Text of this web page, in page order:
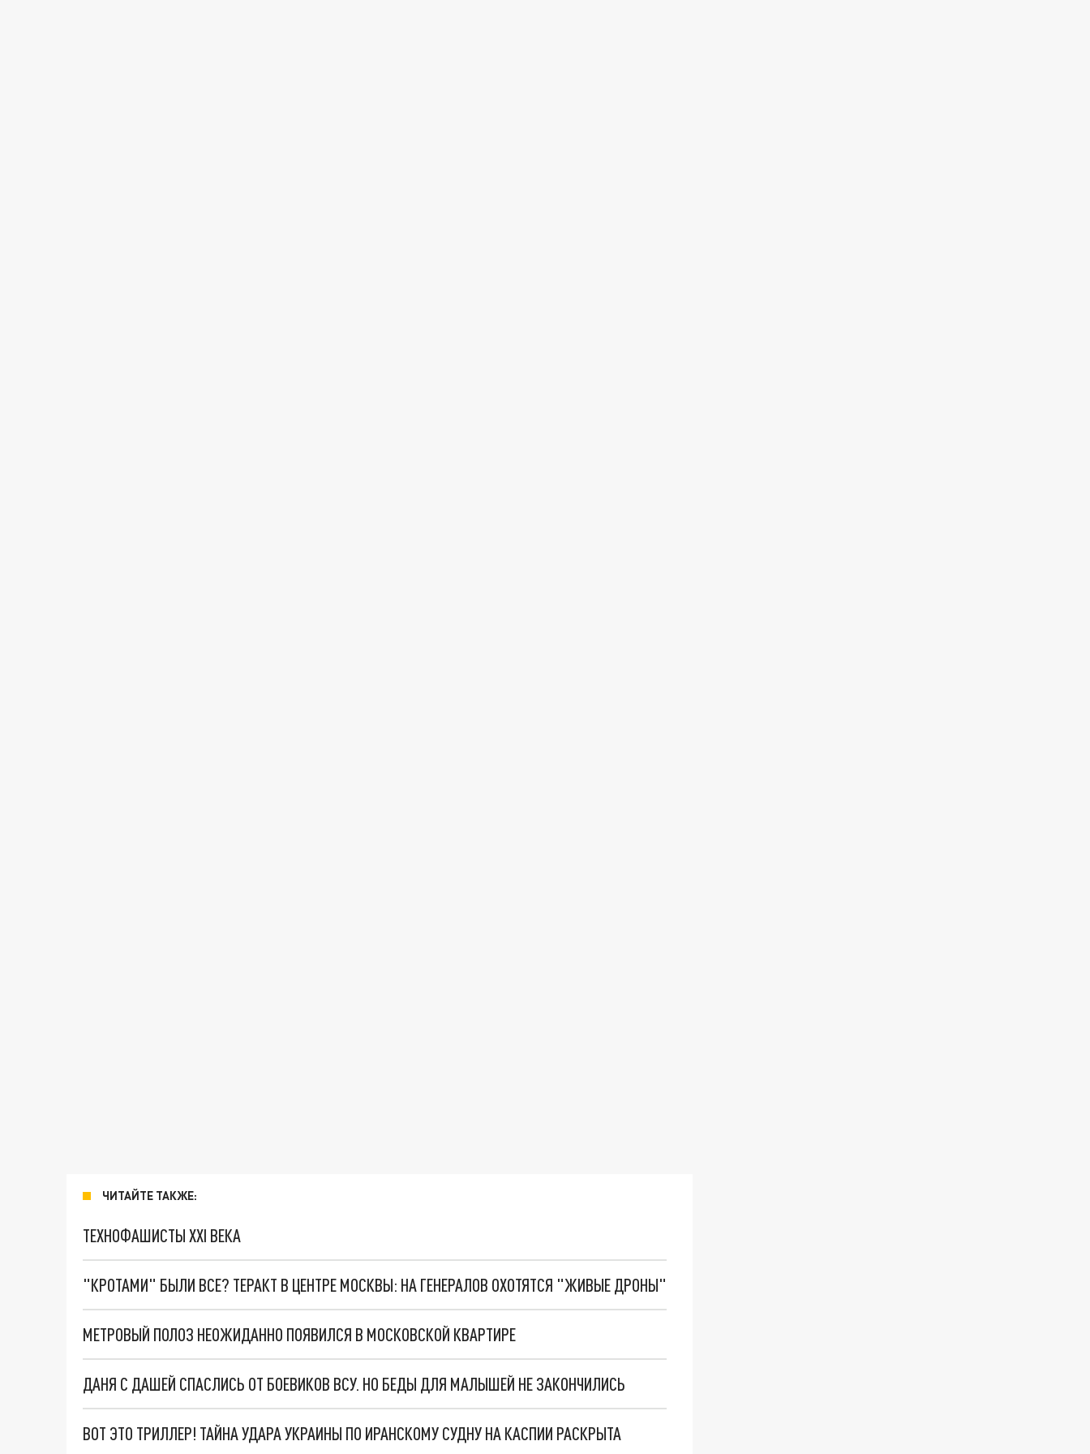
ЧИТАЙТЕ ТАКЖЕ:
ТЕХНОФАШИСТЫ XXI ВЕКА
"КРОТАМИ" БЫЛИ ВСЕ? ТЕРАКТ В ЦЕНТРЕ МОСКВЫ: НА ГЕНЕРАЛОВ ОХОТЯТСЯ "ЖИВЫЕ ДРОНЫ"
МЕТРОВЫЙ ПОЛОЗ НЕОЖИДАННО ПОЯВИЛСЯ В МОСКОВСКОЙ КВАРТИРЕ
ДАНЯ С ДАШЕЙ СПАСЛИСЬ ОТ БОЕВИКОВ ВСУ. НО БЕДЫ ДЛЯ МАЛЫШЕЙ НЕ ЗАКОНЧИЛИСЬ
ВОТ ЭТО ТРИЛЛЕР! ТАЙНА УДАРА УКРАИНЫ ПО ИРАНСКОМУ СУДНУ НА КАСПИИ РАСКРЫТА